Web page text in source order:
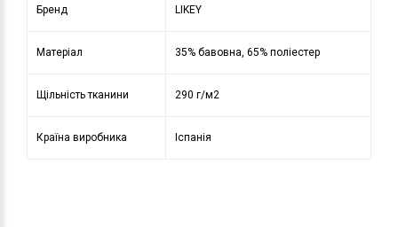
Бренд LIKEY
Матеріал 35% бавовна, 65% поліестер
Щільність тканини 290 г/м2
Країна виробника Іспанія